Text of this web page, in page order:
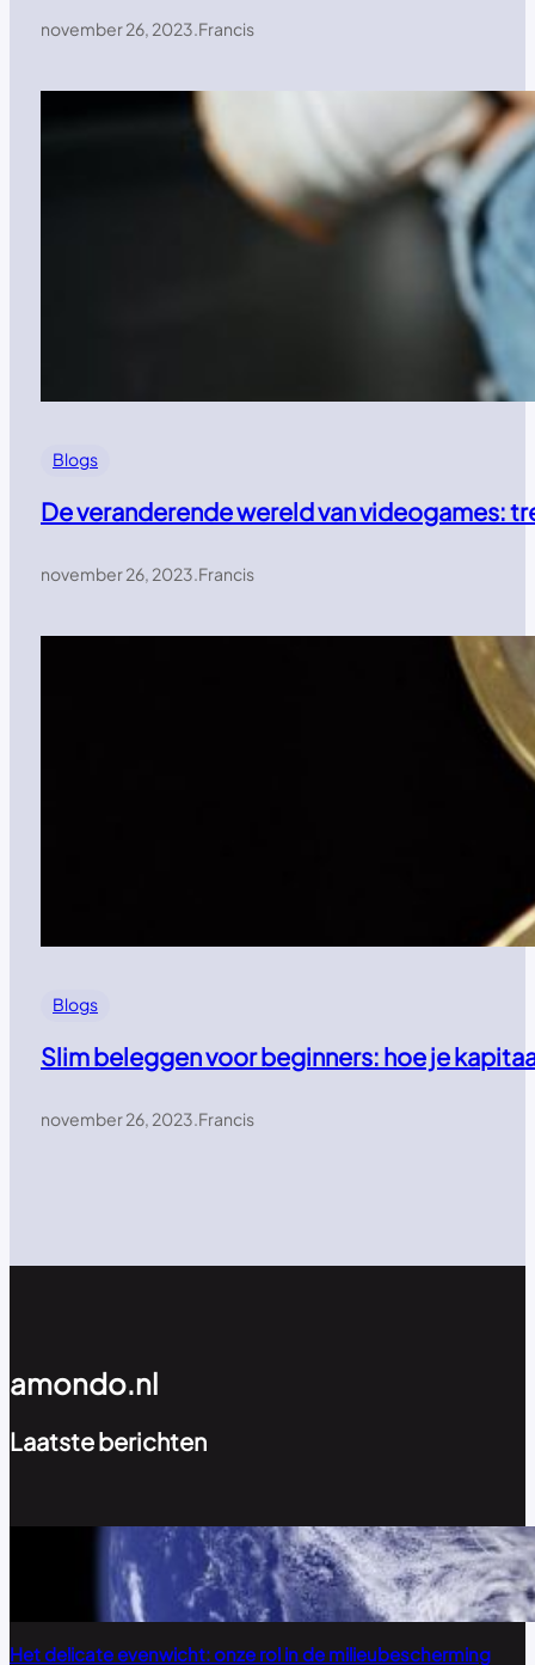
november 26, 2023.Francis
Blogs
De veranderende wereld van videogames:
november 26, 2023.Francis
Blogs
Slim beleggen voor beginners: hoe je
november 26, 2023.Francis
amondo.nl
Laatste berichten
Het delicate evenwicht: onze rol in de milieubescherming